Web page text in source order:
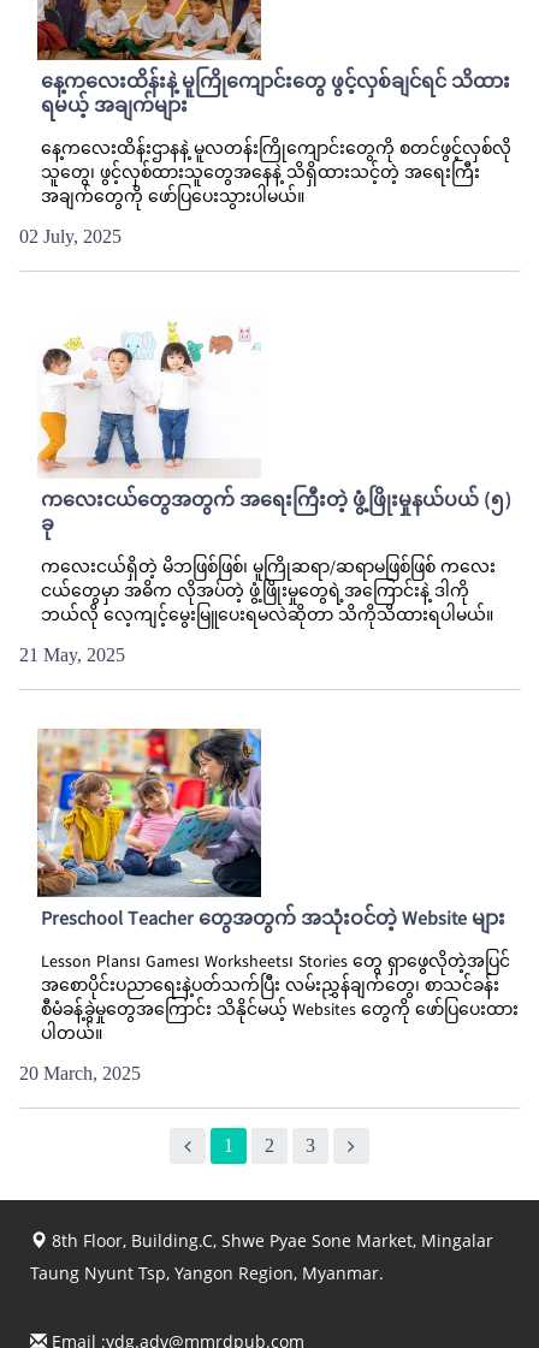
နေ့ကလေးထိန်းနဲ့ မူကြိုကျောင်းတွေ ဖွင့်လှစ်ချင်ရင် သိထား
ရမယ့် အချက်များ
နေ့ကလေးထိန်းဌာနနဲ့ မူလတန်းကြိုကျောင်းတွေကို စတင်ဖွင့်လှစ်လို
သူတွေ၊ ဖွင့်လှစ်ထားသူတွေအနေနဲ့ သိရှိထားသင့်တဲ့ အရေးကြီး
အချက်တွေကို ဖော်ပြပေးသွားပါမယ်။
02 July, 2025
ကလေးငယ်တွေအတွက် အရေးကြီးတဲ့ ဖွံ့ဖြိုးမှုနယ်ပယ် (၅)
ခု
ကလေးငယ်ရှိတဲ့ မိဘဖြစ်ဖြစ်၊ မူကြိုဆရာ/ဆရာမဖြစ်ဖြစ် ကလေး
ငယ်တွေမှာ အဓိက လိုအပ်တဲ့ ဖွံ့ဖြိုးမှုတွေရဲ့အကြောင်းနဲ့ ဒါကို
ဘယ်လို လေ့ကျင့်မွေးမြူပေးရမလဲဆိုတာ သိကိုသိထားရပါမယ်။
21 May, 2025
Preschool Teacher တွေအတွက် အသုံးဝင်တဲ့ Website များ
Lesson Plans၊ Games၊ Worksheets၊ Stories တွေ ရှာဖွေလိုတဲ့အပြင်
အစောပိုင်းပညာရေးနဲ့ပတ်သက်ပြီး လမ်းညွှန်ချက်တွေ၊ စာသင်ခန်း
စီမံခန့်ခွဲမှုတွေအကြောင်း သိနိုင်မယ့် Websites တွေကို ဖော်ပြပေးထား
ပါတယ်။
20 March, 2025
1 2 3
8th Floor, Building.C, Shwe Pyae Sone Market, Mingalar
Taung Nyunt Tsp, Yangon Region, Myanmar.
Email :ydg.adv@mmrdpub.com